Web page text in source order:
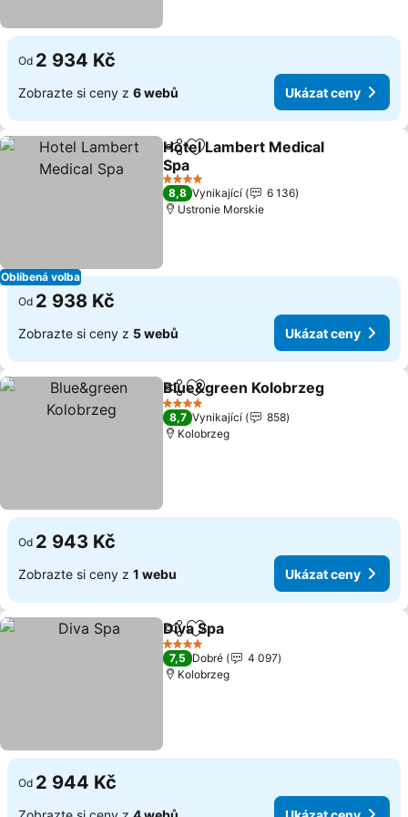
Od 2 934 Kč
Zobrazte si ceny z 6 webů Ukázat ceny
Oblíbená volba
SdíletPřidat na seznam oblíbených
Hotel Lambert Medical
Spa
Ukázat ceny
4 Počet hvězdiček
8,8 Vynikající
6 136
Ustronie Morskie
Od 2 938 Kč
Zobrazte si ceny z 5 webů Ukázat ceny
SdíletPřidat na seznam oblíbených
Blue&green Kolobrzeg
4 Počet hvězdiček
8,7 Vynikající
858
Kolobrzeg
Od 2 943 Kč
Zobrazte si ceny z 1 webu Ukázat ceny
SdíletPřidat na seznam oblíbených
Diva Spa
4 Počet hvězdiček
7,5 Dobré
4 097
Kolobrzeg
Od 2 944 Kč